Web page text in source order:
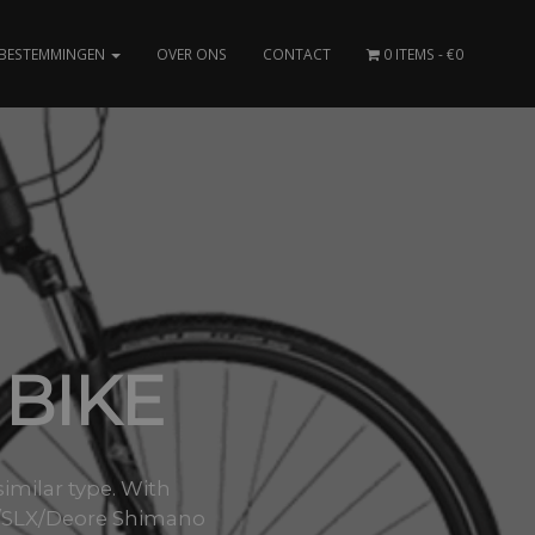
OVER ONS CONTACT 0 ITEMS €0
type. With
Deore Shimano